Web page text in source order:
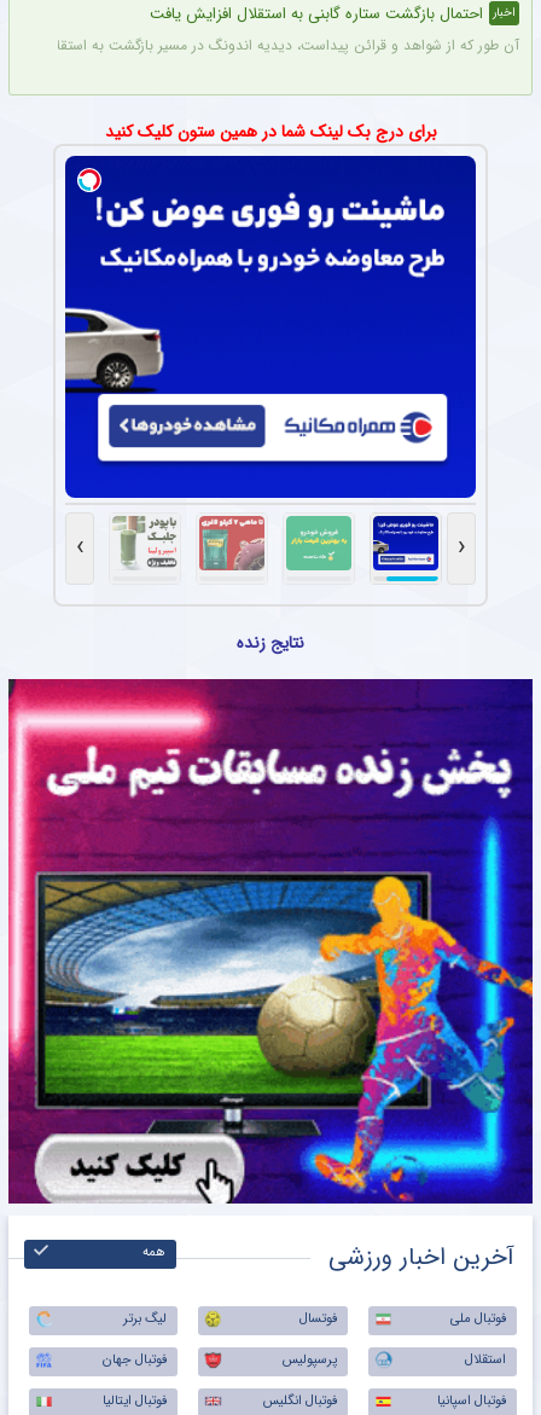
اخبار احتمال بازگشت ستاره گابنی به استقلال افزایش یافت
آن طور که از شواهد و قرائن پیداست، دیدیه اندونگ در مسیر بازگشت به استقلال قرار
برای درج بک لینک شما در همین ستون کلیک کنید
‹
›
نتایج زنده
آخرین اخبار ورزشی همه
فوتبال ملی فوتسال
لیگ برتر
استقلال
پرسپولیس
فوتبال جهان
فوتبال اسپانیا
فوتبال انگلیس فوتبال ایتالیا